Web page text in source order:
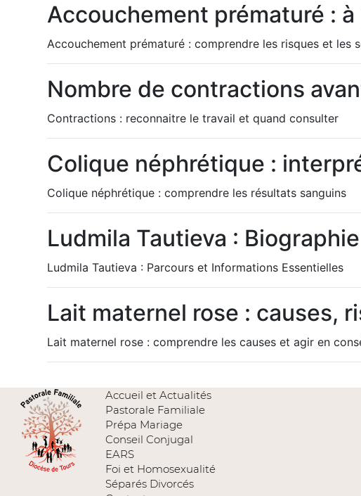
Accouchement prématuré :
Accouchement prématuré : comprendre les risques et les
Nombre de contractions
Contractions : reconnaitre le travail et quand consulter
Colique néphrétique :
Colique néphrétique : comprendre les résultats sanguins
Ludmila Tautieva :
Ludmila Tautieva : Parcours et Informations Essentielles
Lait maternel rose : causes,
Lait maternel rose : comprendre les causes et agir en
Accueil et Actualités
Pastorale Familiale
Prépa Mariage
Conseil Conjugal
EARS
Foi et Homosexualité
Séparés Divorcés